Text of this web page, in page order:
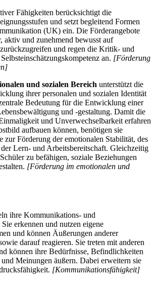
Fähigkeiten berücksichtigt die
und setzt begleitend Formen
(UK) ein. Die Förderangebote
aktiv und zunehmend bewusst auf
und regen die Kritik- und
an. [Förderung
und sozialen Bereich unterstützt die
ihrer personalen und sozialen Identität
Bedeutung für die Entwicklung einer
und -gestaltung. Damit die
und Unverwechselbarkeit erfahren
aufbauen können, benötigen sie
zur Förderung der emotionalen Stabilität, des
Lern- und Arbeitsbereitschaft. Gleichzeitig
zu befähigen, soziale Beziehungen
[Förderung im emotionalen und
ihre Kommunikations- und
erkennen und nutzen eigene
und können Äußerungen anderer
darauf reagieren. Sie treten mit anderen
können ihre Bedürfnisse, Befindlichkeiten
Meinungen äußern. Dabei erweitern sie
[Kommunikationsfähigkeit]